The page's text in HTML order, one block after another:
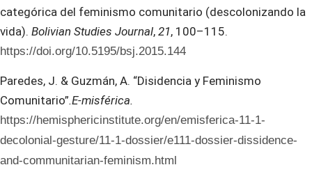
categórica del feminismo comunitario (descolonizando la
vida). Bolivian Studies Journal, 21, 100–115.
https://doi.org/10.5195/bsj.2015.144
Paredes, J. & Guzmán, A. “Disidencia y Feminismo
Comunitario”.E-misférica.
https://hemisphericinstitute.org/en/emisferica-11-1-
decolonial-gesture/11-1-dossier/e111-dossier-dissidence-
and-communitarian-feminism.html